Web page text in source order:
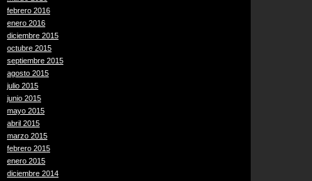
febrero 2016
enero 2016
diciembre 2015
octubre 2015
septiembre 2015
agosto 2015
julio 2015
junio 2015
mayo 2015
abril 2015
marzo 2015
febrero 2015
enero 2015
diciembre 2014